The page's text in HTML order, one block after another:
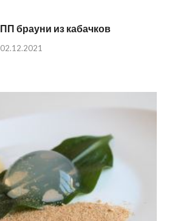
ПП брауни из кабачков
02.12.2021